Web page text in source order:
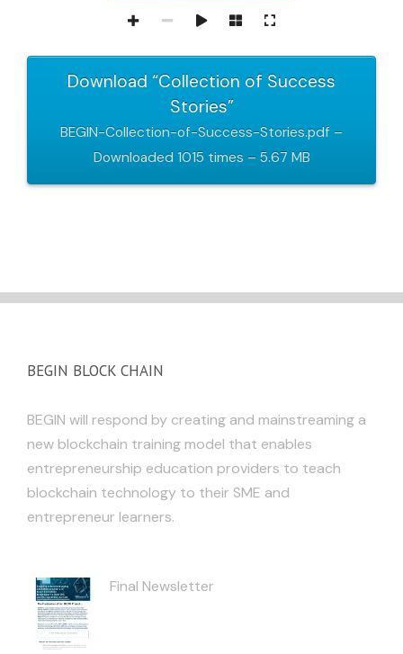
Download “Collection of Success
Stories”
BEGIN-Collection-of-Success-Stories.pdf –
Downloaded 1015 times – 5.67 MB
BEGIN BLOCK CHAIN
BEGIN will respond by creating and mainstreaming a
new blockchain training model that enables
entrepreneurship education providers to teach
blockchain technology to their SME and
entrepreneur learners.
Final Newsletter